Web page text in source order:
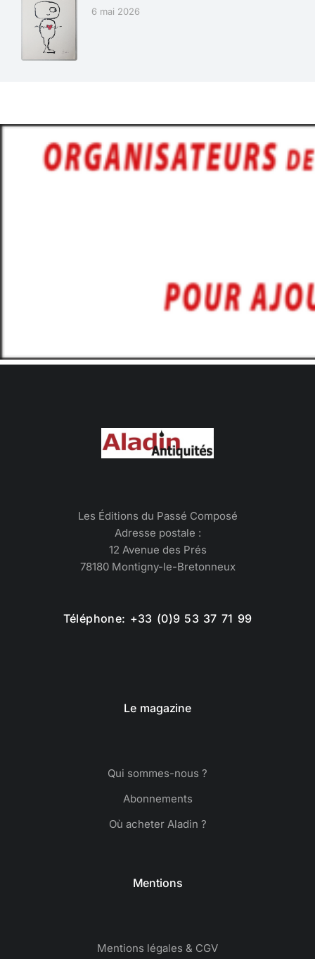
6 mai 2026
Les Éditions du Passé Composé
Adresse postale :
12 Avenue des Prés
78180 Montigny-le-Bretonneux
Téléphone: +33 (0)9 53 37 71 99
Le magazine
Qui sommes-nous ?
Abonnements
Où acheter Aladin ?
Mentions
Mentions légales & CGV